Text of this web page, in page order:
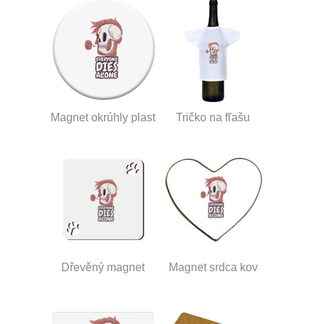
Magnet okrúhly plast Tričko na fľašu
Dřevěný magnet Magnet srdca kov